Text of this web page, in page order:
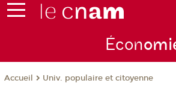
Écon
Accueil Univ. populaire et citoyenne